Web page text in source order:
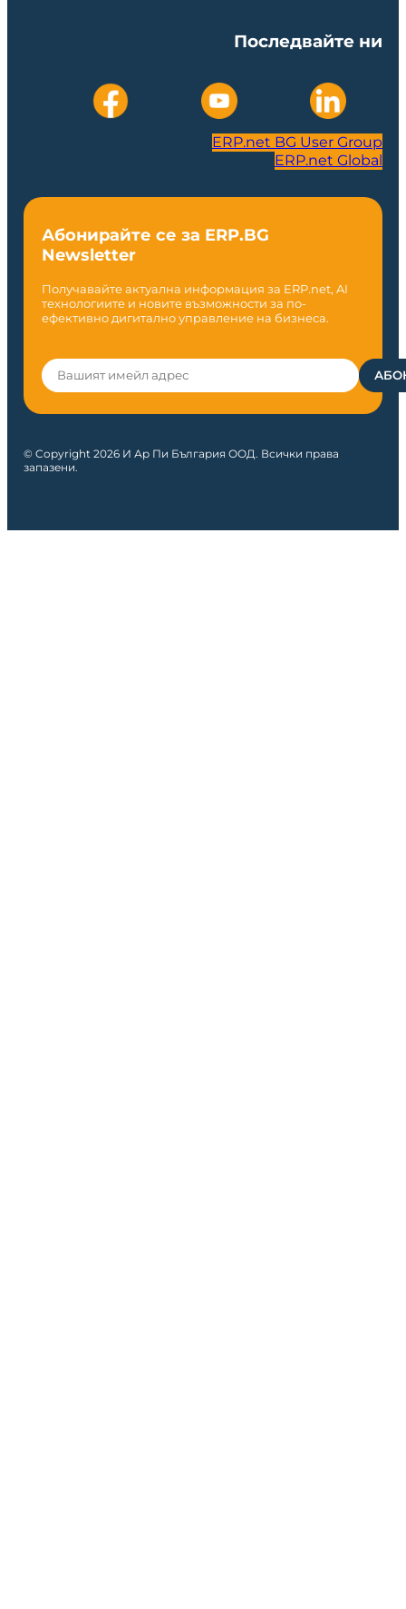
Последвайте ни
ERP.net BG User Group
ERP.net Global
Абонирайте се за ERP.BG
Newsletter
Получавайте актуална информация за ERP.net, AI
технологиите и новите възможности за по-
ефективно дигитално управление на бизнеса.
© Copyright 2026 И Ар Пи България ООД. Всички права
запазени.